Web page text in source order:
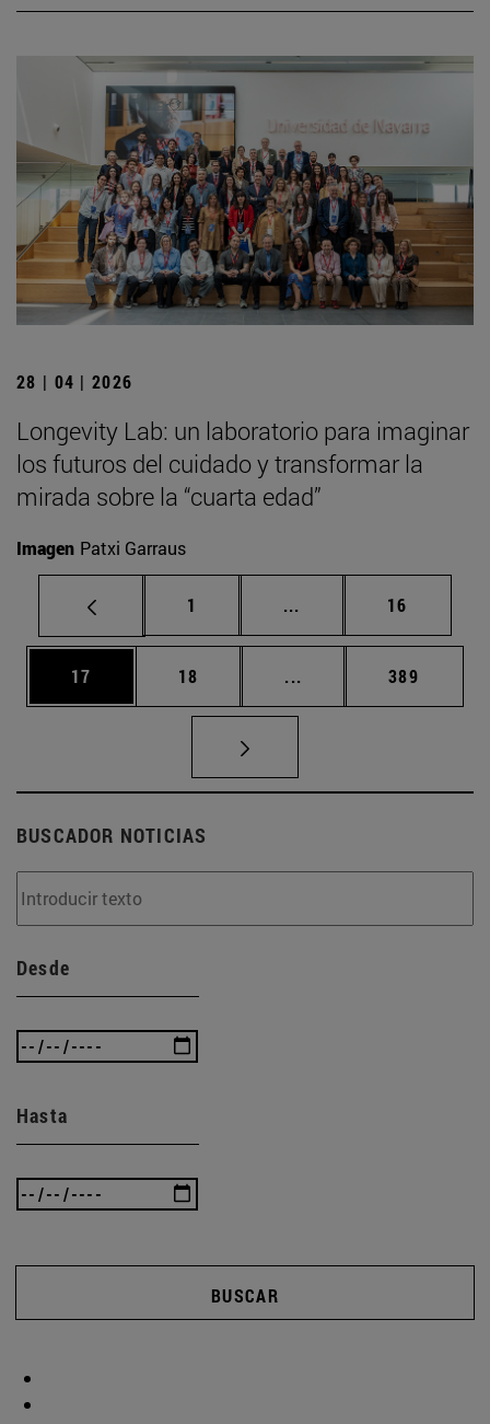
28 | 04 | 2026
Longevity Lab: un laboratorio para imaginar
los futuros del cuidado y transformar la
mirada sobre la “cuarta edad”
Imagen Patxi Garraus
Página
1 ... Páginas intermedias
Página
16
Página
17 Página
18 ... Páginas intermedias
Página
389
BUSCADOR NOTICIAS
Desde
Hasta
BUSCAR